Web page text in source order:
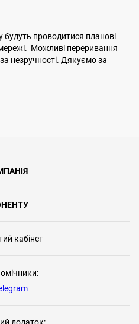
будуть проводитися планові
Можливі переривання
незручності. Дякуємо за
кабінет